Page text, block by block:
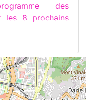
des
les 8 prochains